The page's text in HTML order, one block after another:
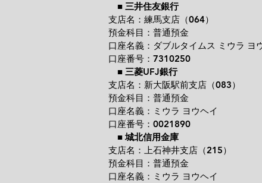
■ 三井住友銀行
支店名：練馬支店（064）
預金科目：普通預金
口座名義：ダブルタイムス ミウラ ヨ
口座番号：7310250
■ 三菱UFJ銀行
支店名：新大阪駅前支店（083）
預金科目：普通預金
口座名義：ミウラ ヨウヘイ
口座番号：0021890
■ 城北信用金庫
支店名：上石神井支店（215）
預金科目：普通預金
口座名義：ミウラ ヨウヘイ